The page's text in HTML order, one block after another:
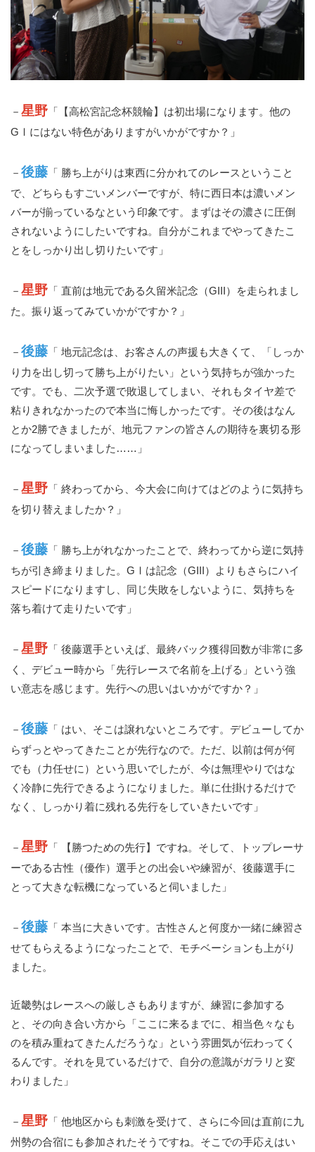
－ 星野 「【高松宮記念杯競輪】は初出場になります。他の
GⅠにはない特色がありますがいかがですか？」
－ 後藤 「 勝ち上がりは東西に分かれてのレースということ
で、どちらもすごいメンバーですが、特に西日本は濃いメン
バーが揃っているなという印象です。まずはその濃さに圧倒
されないようにしたいですね。自分がこれまでやってきたこ
とをしっかり出し切りたいです」
－ 星野 「 直前は地元である久留米記念（GIII）を走られまし
た。振り返ってみていかがですか？」
－ 後藤 「 地元記念は、お客さんの声援も大きくて、「しっか
り力を出し切って勝ち上がりたい」という気持ちが強かった
です。でも、二次予選で敗退してしまい、それもタイヤ差で
粘りきれなかったので本当に悔しかったです。その後はなん
とか2勝できましたが、地元ファンの皆さんの期待を裏切る形
になってしまいました……」
－ 星野 「 終わってから、今大会に向けてはどのように気持ち
を切り替えましたか？」
－ 後藤 「 勝ち上がれなかったことで、終わってから逆に気持
ちが引き締まりました。GⅠは記念（GIII）よりもさらにハイ
スピードになりますし、同じ失敗をしないように、気持ちを
落ち着けて走りたいです」
－ 星野 「 後藤選手といえば、最終バック獲得回数が非常に多
く、デビュー時から「先行レースで名前を上げる」という強
い意志を感じます。先行への思いはいかがですか？」
－ 後藤 「 はい、そこは譲れないところです。デビューしてか
らずっとやってきたことが先行なので。ただ、以前は何が何
でも（力任せに）という思いでしたが、今は無理やりではな
く冷静に先行できるようになりました。単に仕掛けるだけで
なく、しっかり着に残れる先行をしていきたいです」
－ 星野 「 【勝つための先行】ですね。そして、トップレーサ
ーである古性（優作）選手との出会いや練習が、後藤選手に
とって大きな転機になっていると伺いました」
－ 後藤 「 本当に大きいです。古性さんと何度か一緒に練習さ
せてもらえるようになったことで、モチベーションも上がり
ました。
近畿勢はレースへの厳しさもありますが、練習に参加する
と、その向き合い方から「ここに来るまでに、相当色々なも
のを積み重ねてきたんだろうな」という雰囲気が伝わってく
るんです。それを見ているだけで、自分の意識がガラリと変
わりました」
－ 星野 「 他地区からも刺激を受けて、さらに今回は直前に九
州勢の合宿にも参加されたそうですね。そこでの手応えはい